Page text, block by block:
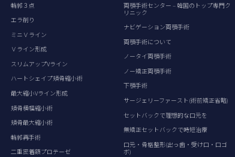
輪郭３点
エラ削り
ミニＶライン
Ｖライン形成
スリムアップVライン
ハートシェイプ頬骨縮小術
最大縮小Vライン形成
頬骨横幅縮小術
頬骨最大縮小術
輪郭再手術
二重密着額プロテーゼ
両顎手術センター – 韓国のトップ専門ク
リニック
ナビゲーション両顎手術
両顎手術について
ノータイ両顎手術
ノー矯正両顎手術
下顎手術
サージェリーファースト(術前矯正省略)
セットバックで理想的な口元を
無矯正セットバックで時短治療
口元・骨格整形(出っ歯・受け口・口ゴ
ボ)